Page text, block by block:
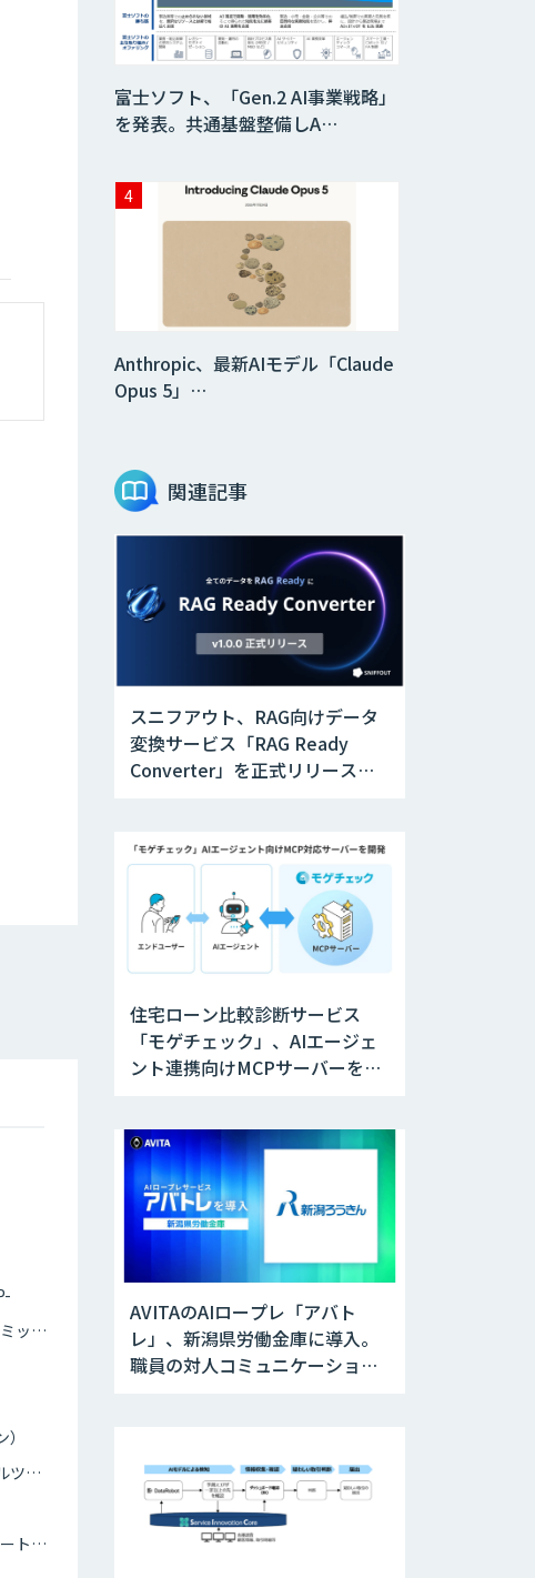
需要予測・ダイナミックプライシング
AR・VR・デジタルツイン
マーケテイングオートメーション・MAツール
富士ソフト、「Gen.2 AI事業戦略」
を発表。共通基盤整備しA…
Anthropic、最新AIモデル「Claude
Opus 5」…
関連記事
スニフアウト、RAG向けデータ
変換サービス「RAG Ready
Converter」を正式リリース。
住宅ローン比較診断サービス
「モゲチェック」、AIエージェ
ント連携向けMCPサーバーを公
AVITAのAIロープレ「アバト
レ」、新潟県労働金庫に導入。
職員の対人コミュニケーション